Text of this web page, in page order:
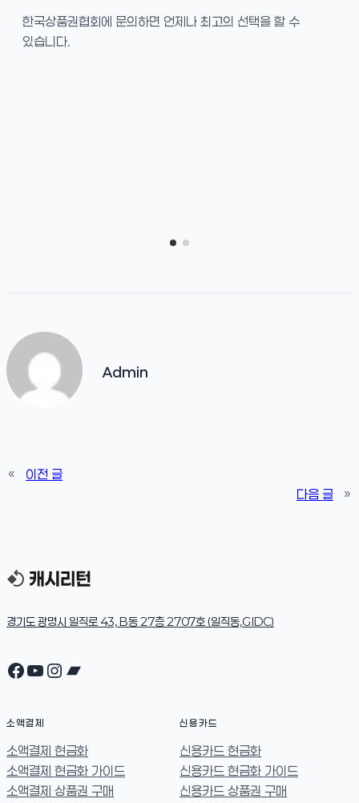
한국상품권협회에 문의하면 언제나 최고의 선택을 할 수
있습니다.
Admin
«
이전 글
다음 글
»
경기도 광명시 일직로 43, B동 27층 2707호 (일직동,GIDC)
Facebook
YouTube
Instagram
Bandcamp
소액결제
소액결제 현금화
소액결제 현금화 가이드
소액결제 상품권 구매
신용카드
신용카드 현금화
신용카드 현금화 가이드
신용카드 상품권 구매